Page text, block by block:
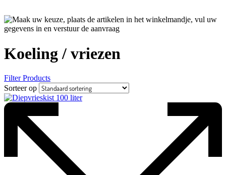
Koeling / vriezen
Filter Products
Sorteer op